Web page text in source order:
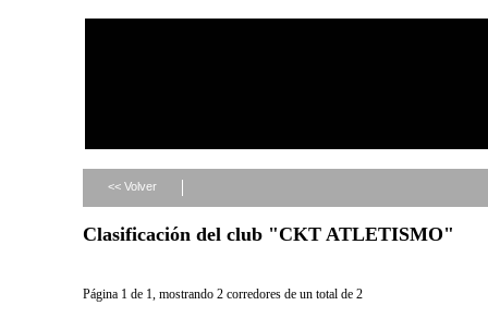
<< Volver
Clasificación del club "CKT ATLETISMO"
Página 1 de 1, mostrando 2 corredores de un total de 2